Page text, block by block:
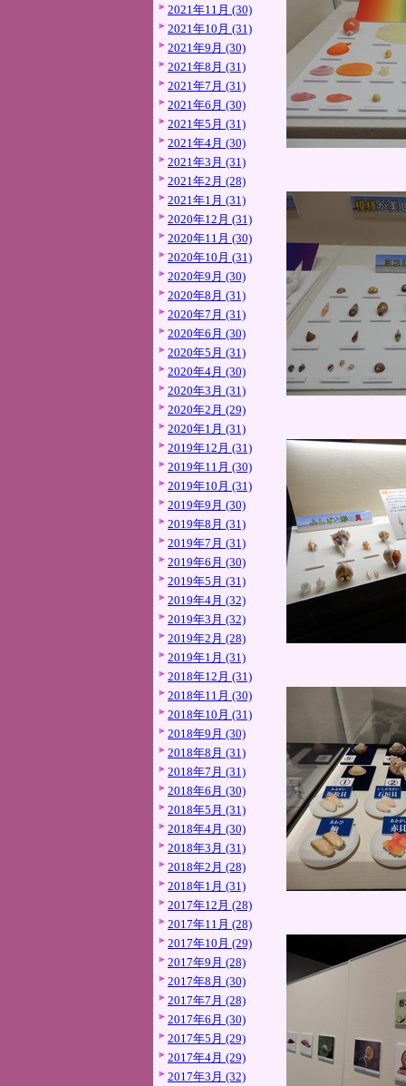
2021年11月 (30)
2021年10月 (31)
2021年9月 (30)
2021年8月 (31)
2021年7月 (31)
2021年6月 (30)
2021年5月 (31)
2021年4月 (30)
2021年3月 (31)
2021年2月 (28)
2021年1月 (31)
2020年12月 (31)
2020年11月 (30)
2020年10月 (31)
2020年9月 (30)
2020年8月 (31)
2020年7月 (31)
2020年6月 (30)
2020年5月 (31)
2020年4月 (30)
2020年3月 (31)
2020年2月 (29)
2020年1月 (31)
2019年12月 (31)
2019年11月 (30)
2019年10月 (31)
2019年9月 (30)
2019年8月 (31)
2019年7月 (31)
2019年6月 (30)
2019年5月 (31)
2019年4月 (32)
2019年3月 (32)
2019年2月 (28)
2019年1月 (31)
2018年12月 (31)
2018年11月 (30)
2018年10月 (31)
2018年9月 (30)
2018年8月 (31)
2018年7月 (31)
2018年6月 (30)
2018年5月 (31)
2018年4月 (30)
2018年3月 (31)
2018年2月 (28)
2018年1月 (31)
2017年12月 (28)
2017年11月 (28)
2017年10月 (29)
2017年9月 (28)
2017年8月 (30)
2017年7月 (28)
2017年6月 (30)
2017年5月 (29)
2017年4月 (29)
2017年3月 (32)